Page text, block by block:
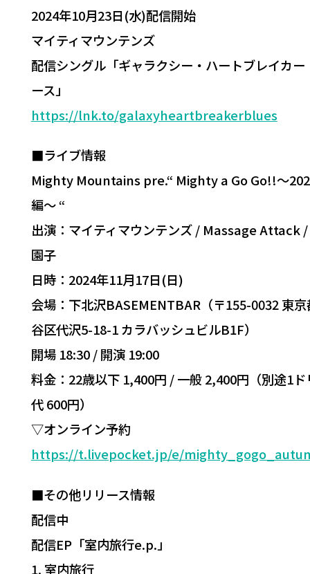
2024年10月23日(水)配信開始
マイティマウンテンズ
配信シングル「ギャラクシー・ハートブレイカー
ース」
https://lnk.to/galaxyheartbreakerblues
■ライブ情報
Mighty Mountains pre.“ Mighty a Go Go!!〜
編〜 “
出演：マイティマウンテンズ / Massage Attack
園子
日時：2024年11月17日(日)
会場：下北沢BASEMENTBAR（〒155-0032 東
谷区代沢5-18-1 カラバッシュビルB1F）
開場 18:30 / 開演 19:00
料金：22歳以下 1,400円 / 一般 2,400円（別途1ド
代 600円）
▽オンライン予約
https://t.livepocket.jp/e/
■その他リリース情報
配信中
配信EP「室内旅行e.p.」
1. 室内旅行